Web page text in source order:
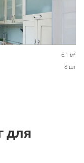
6,1 м2
8 шт
для